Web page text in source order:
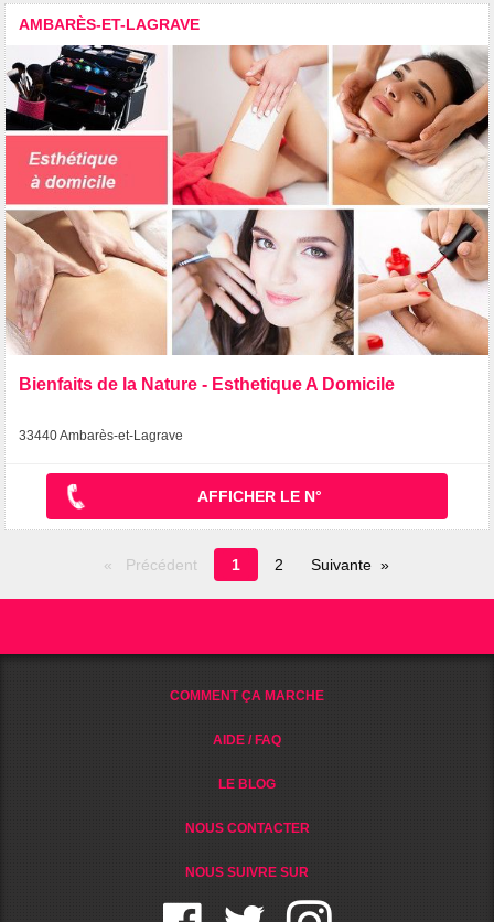
AMBARÈS-ET-LAGRAVE
Bienfaits de la Nature - Esthetique A Domicile
33440 Ambarès-et-Lagrave
AFFICHER LE N°
Précédent
Page
en
1 2 Suivante
COMMENT ÇA MARCHE
AIDE / FAQ
LE BLOG
NOUS CONTACTER
NOUS SUIVRE SUR